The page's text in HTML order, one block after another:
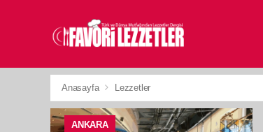
Anasayfa Lezzetler
ANKARA